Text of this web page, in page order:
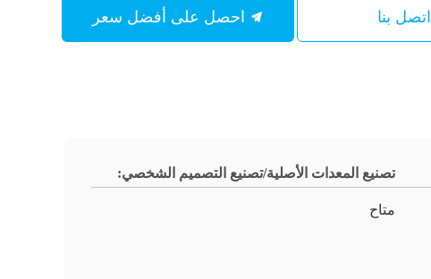
اتصل بنا
تصنيع المعدات الأصلية/تصنيع التصميم الشخصي:
متاح